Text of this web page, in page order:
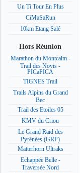
Un Ti Tour En Plus
CiMaSaRun
10km Etang Salé
Hors Réunion
Marathon du Montcalm -
Trail des Novis -
PICaPICA
TIGNES Trail
Trails Alpins du Grand
Bec
Trail des Etoiles 05
KMV du Criou
Le Grand Raid des
Pyrénées (GRP)
Matterhorn Ultraks
Echappée Belle -
Traversée Nord